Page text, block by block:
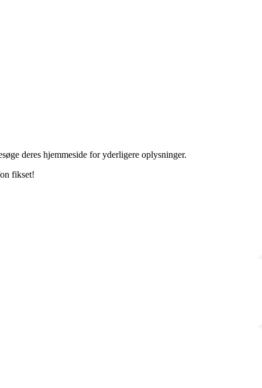
deres hjemmeside for yderligere oplysninger.
fikset!